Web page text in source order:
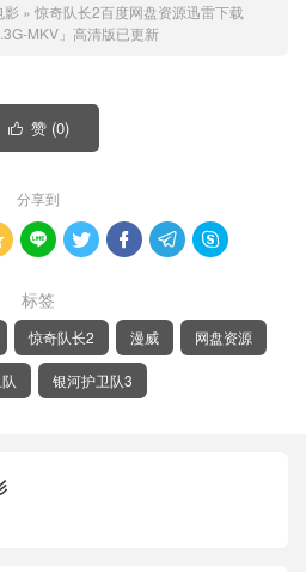
影 » 惊奇队长2百度网盘资源迅雷下载
MKV」高清版已更新
 赞 (0)
分享到
    
标签
惊奇队长2 漫威 网盘资源
银河护卫队3